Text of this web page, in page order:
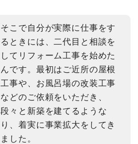
そこで自分が実際に仕事をす
るときには、二代目と相談を
してリフォーム工事を始めた
んです。最初はご近所の屋根
工事や、お風呂場の改装工事
などのご依頼をいただき、
段々と新築を建てるような
り、着実に事業拡大をしてき
ました。